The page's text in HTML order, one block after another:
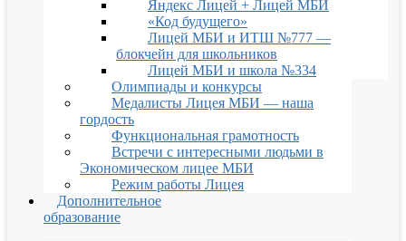
Яндекс Лицей + Лицей МБИ
«Код будущего»
Лицей МБИ и ИТШ №777 —
блокчейн для школьников
Лицей МБИ и школа №334
Олимпиады и конкурсы
Медалисты Лицея МБИ — наша
гордость
Функциональная грамотность
Встречи с интересными людьми в
Экономическом лицее МБИ
Режим работы Лицея
Дополнительное
образование